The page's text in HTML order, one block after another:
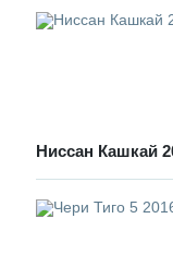
Ниссан Кашкай